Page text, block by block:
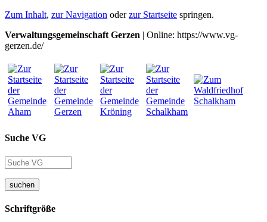
Zum Inhalt, zur Navigation oderzur Startseite springen.
Verwaltungsgemeinschaft Gerzen | Online: https://www.vg-
gerzen.de/
Suche VG
suchen
Schriftgröße